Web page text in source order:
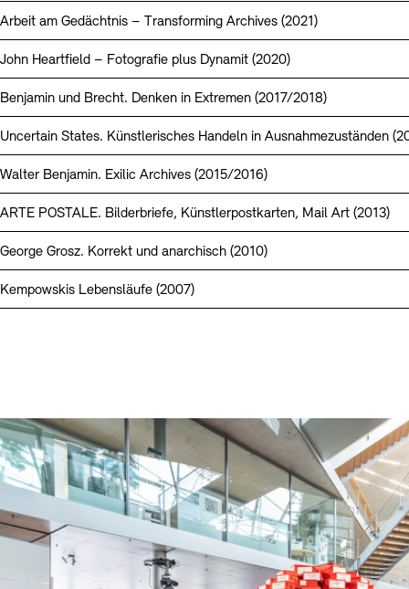
Arbeit am Gedächtnis – Transforming Archives (2021)
John Heartfield – Fotografie plus Dynamit (2020)
Benjamin und Brecht. Denken in Extremen (2017/2018)
Uncertain States. Künstlerisches Handeln in Ausnahmezuständen
Walter Benjamin. Exilic Archives (2015/2016)
ARTE POSTALE. Bilderbriefe, Künstlerpostkarten, Mail Art (2013)
George Grosz. Korrekt und anarchisch (2010)
Kempowskis Lebensläufe (2007)